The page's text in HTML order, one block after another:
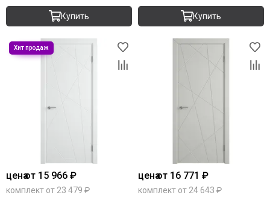
Купить Купить
ценаот 15 966 ₽
комплект от 23 479 ₽
ценаот 16 771 ₽
комплект от 24 643 ₽